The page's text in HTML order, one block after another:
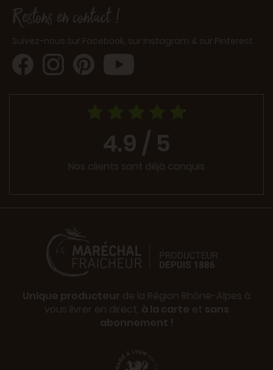
Restons en contact !
Suivez-nous sur Facebook, sur Instagram & sur Pinterest.
4.9 / 5
Nos clients sont déjà conquis
Unique producteur de la Région Rhône-Alpes à
vous livrer en direct, à la carte et sans
abonnement !